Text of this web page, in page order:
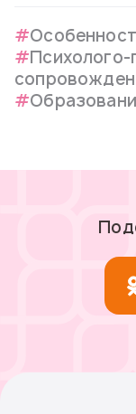
Психолого-